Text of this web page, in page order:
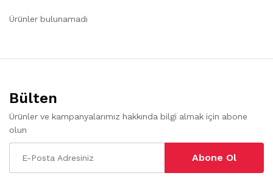
Ürünler bulunamadı
Bülten
Ürünler ve kampanyalarımız hakkında bilgi almak için abone
olun
Abone Ol